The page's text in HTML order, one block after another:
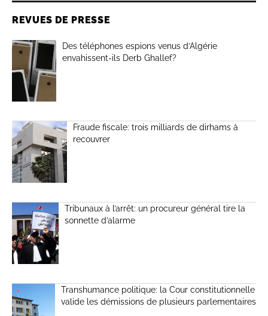
REVUES DE PRESSE
Des téléphones espions venus d’Algérie
envahissent-ils Derb Ghallef?
Fraude fiscale: trois milliards de dirhams à
recouvrer
Tribunaux à l’arrêt: un procureur général tire la
sonnette d’alarme
Transhumance politique: la Cour constitutionnelle
valide les démissions de plusieurs parlementaires